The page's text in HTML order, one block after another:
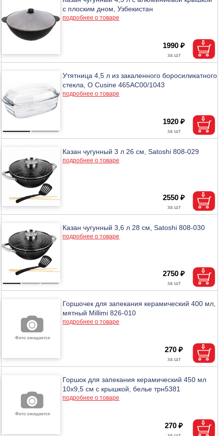
с плоским дном, Узбекистан
подробнее о товаре
1990 ₽
Утятница 4,5 л из закаленного боросиликатного
стекла, O Cusine 465AC00/1043
подробнее о товаре
1920 ₽
Казан чугунный 3 л 26 см, Satoshi 808-029
подробнее о товаре
2550 ₽
Казан чугунный 3,6 л 28 см, Satoshi 808-030
подробнее о товаре
2750 ₽
Горшочек для запекания керамический 400 мл,
мятный Millimi 826-010
подробнее о товаре
270 ₽
Горшок для запекания керамический 450 мл
10х9,5 см с крышкой, белье трн5381
подробнее о товаре
270 ₽